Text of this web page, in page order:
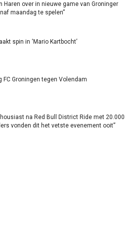
Haren over in nieuwe game van Groninger
maandag te spelen”
spin in ‘Mario Kartbocht’
FC Groningen tegen Volendam
na Red Bull District Ride met 20.000
vonden dit het vetste evenement ooit”